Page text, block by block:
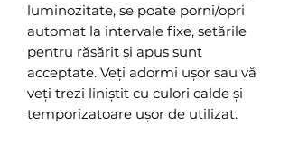
luminozitate, se poate porni/opri
automat la intervale fixe, setările
pentru răsărit și apus sunt
acceptate. Veți adormi ușor sau vă
veți trezi liniștit cu culori calde și
temporizatoare ușor de utilizat.